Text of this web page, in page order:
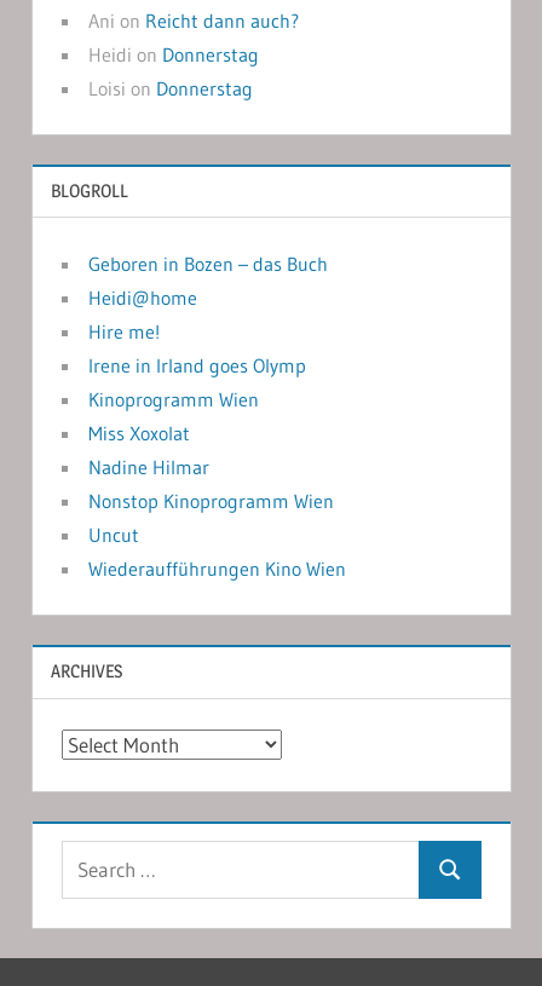
Ani on Reicht dann auch?
Heidi on Donnerstag
Loisi on Donnerstag
BLOGROLL
Geboren in Bozen – das Buch
Heidi@home
Hire me!
Irene in Irland goes Olymp
Kinoprogramm Wien
Miss Xoxolat
Nadine Hilmar
Nonstop Kinoprogramm Wien
Uncut
Wiederaufführungen Kino Wien
ARCHIVES
Archives
Search